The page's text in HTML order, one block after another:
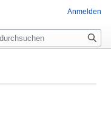
Anmelden